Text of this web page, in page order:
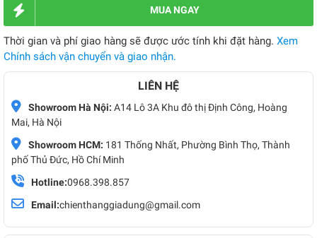
MUA NGAY
Thời gian và phí giao hàng sẽ được ước tính khi đặt hàng. Xem
Chính sách vận chuyển và giao nhận.
LIÊN HỆ
Showroom Hà Nội: A14 Lô 3A Khu đô thị Định Công, Hoàng
Mai, Hà Nội
Showroom HCM: 181 Thống Nhất, Phường Bình Thọ, Thành
phố Thủ Đức, Hồ Chí Minh
Hotline:0968.398.857
Email:chienthanggiadung@gmail.com